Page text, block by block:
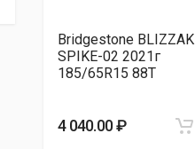
Bridgestone BLIZZAK
SPIKE-02 2021г
185/65R15 88T
4 040.00 ₽